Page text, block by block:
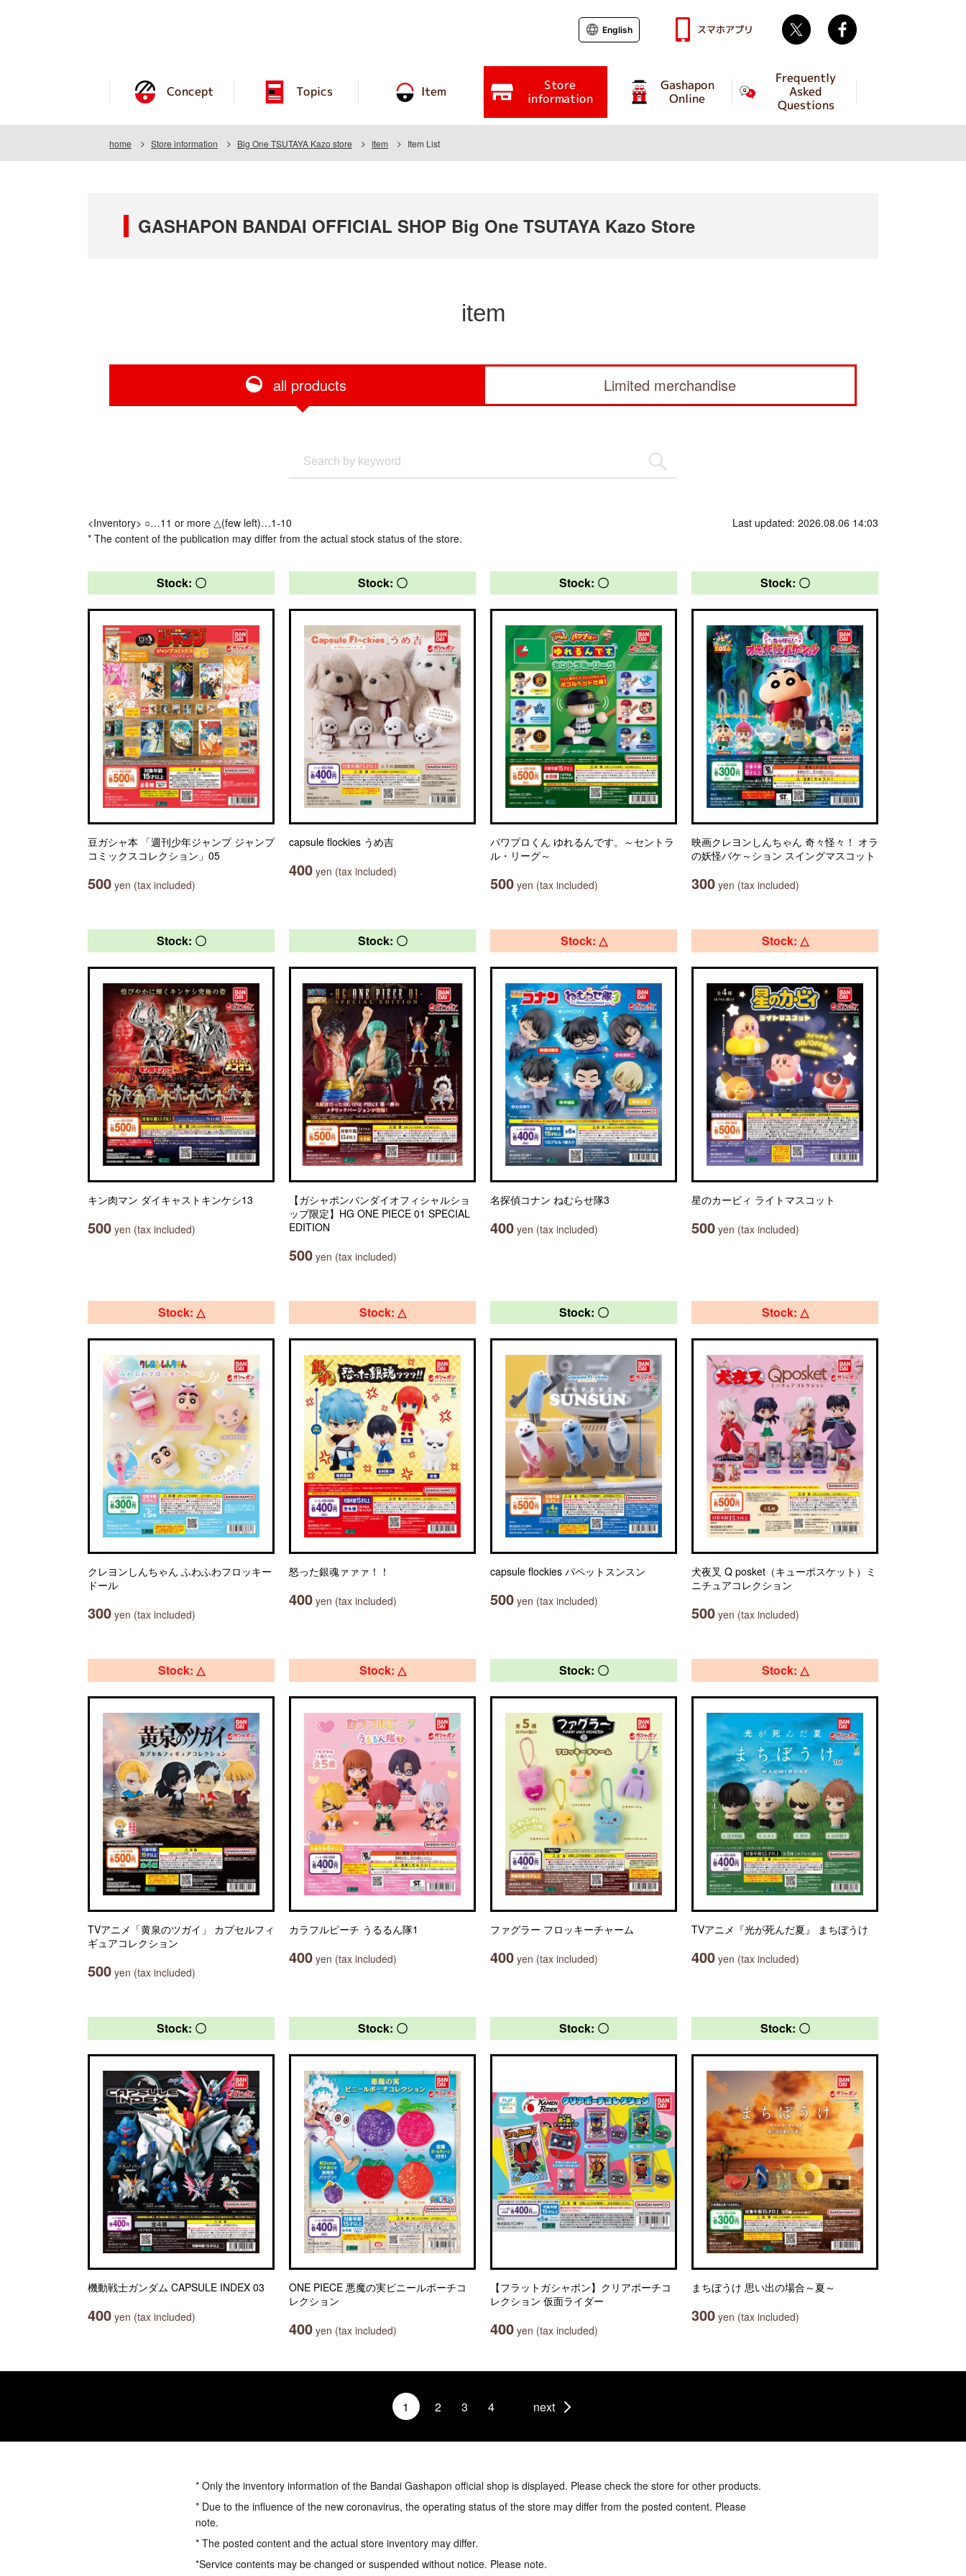
Concept Topics Item Store
information
Gashapon
Online
Frequently
Asked
Questions
English スマホアプリ Twitter
home Store information Big One TSUTAYA Kazo store Item Item List
GASHAPON BANDAI OFFICIAL SHOP Big One TSUTAYA Kazo Store
item
all products Limited merchandise
<Inventory> ○…11 or more △(few left)…1-10
* The content of the publication may differ from the actual stock status of the store.
Last updated: 2026.08.06 14:03
Stock: 〇
豆ガシャ本 「週刊少年ジャンプ ジャンプ
コミックスコレクション」05
500 yen (tax included)
Stock: 〇
capsule flockies うめ吉
400 yen (tax included)
Stock: 〇
パワプロくん ゆれるんです。～セントラ
ル・リーグ～
500 yen (tax included)
Stock: 〇
映画クレヨンしんちゃん 奇々怪々！ オラ
の妖怪バケ～ション スイングマスコット
300 yen (tax included)
Stock: 〇
キン肉マン ダイキャストキンケシ13
500 yen (tax included)
Stock: 〇
【ガシャポンバンダイオフィシャルショ
ップ限定】HG ONE PIECE 01 SPECIAL
EDITION
500 yen (tax included)
Stock: △
名探偵コナン ねむらせ隊3
400 yen (tax included)
Stock: △
星のカービィ ライトマスコット
500 yen (tax included)
Stock: △
クレヨンしんちゃん ふわふわフロッキー
ドール
300 yen (tax included)
Stock: △
怒った銀魂ァァァ！！
400 yen (tax included)
Stock: 〇
capsule flockies パペットスンスン
500 yen (tax included)
Stock: △
犬夜叉 Q posket（キューポスケット）ミ
ニチュアコレクション
500 yen (tax included)
Stock: △
TVアニメ「黄泉のツガイ」 カプセルフィ
ギュアコレクション
500 yen (tax included)
Stock: △
カラフルピーチ うるるん隊1
400 yen (tax included)
Stock: 〇
ファグラー フロッキーチャーム
400 yen (tax included)
Stock: △
TVアニメ『光が死んだ夏』 まちぼうけ
400 yen (tax included)
Stock: 〇
機動戦士ガンダム CAPSULE INDEX 03
400 yen (tax included)
Stock: 〇
ONE PIECE 悪魔の実ビニールポーチコ
レクション
400 yen (tax included)
Stock: 〇
【フラットガシャポン】クリアポーチコ
レクション 仮面ライダー
400 yen (tax included)
Stock: 〇
まちぼうけ 思い出の場合～夏～
300 yen (tax included)
1 2 3 4 next
* Only the inventory information of the Bandai Gashapon official shop is displayed. Please check the store for other products.
* Due to the influence of the new coronavirus, the operating status of the store may differ from the posted content. Please
note.
* The posted content and the actual store inventory may differ.
*Service contents may be changed or suspended without notice. Please note.